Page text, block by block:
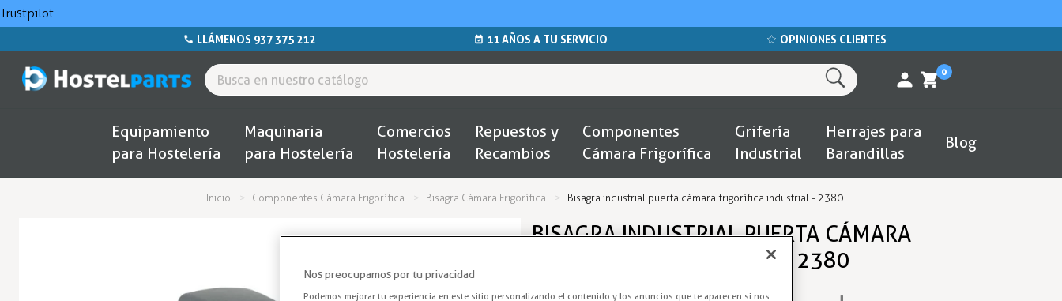
Trustpilot
LLÁMENOS 937 375 212 11 AÑOS A TU SERVICIO OPINIONES CLIENTES
0
Equipamiento
para Hostelería
Maquinaria
para Hostelería
Comercios
Hostelería
Repuestos y
Recambios
Componentes
Cámara Frigorífica
Grifería
Industrial
Herrajes para
Barandillas
Blog
Inicio Componentes Cámara Frigorífica Bisagra Cámara Frigorífica Bisagra industrial puerta cámara frigorífica industrial - 2380
BISAGRA INDUSTRIAL PUERTA CÁMARA
FRIGORÍFICA INDUSTRIAL - 2380
Nos preocupamos por tu privacidad
Podemos mejorar tu experiencia en este sitio personalizando el contenido y los anuncios que te aparecen si nos